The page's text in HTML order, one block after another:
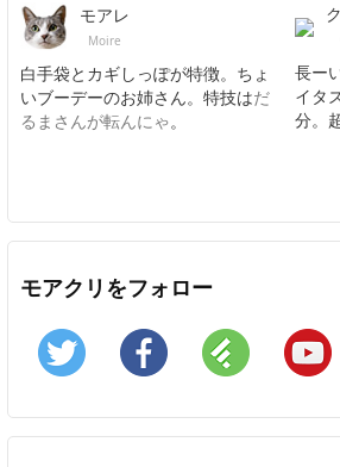
モアレ
Moire
白手袋とカギしっぽが特徴。ちょ
いブーデーのお姉さん。特技はだ
るまさんが転んにゃ。
長ー
イタ
分。
モアクリをフォロー
Twitter Facebook Feedly